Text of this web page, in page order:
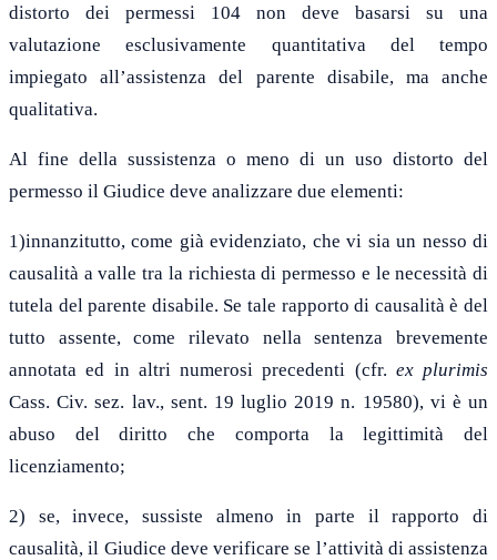
distorto dei permessi 104 non deve basarsi su una
valutazione esclusivamente quantitativa del tempo
impiegato all’assistenza del parente disabile, ma anche
qualitativa.
Al fine della sussistenza o meno di un uso distorto del
permesso il Giudice deve analizzare due elementi:
1)innanzitutto, come già evidenziato, che vi sia un nesso di
causalità a valle tra la richiesta di permesso e le necessità di
tutela del parente disabile. Se tale rapporto di causalità è del
tutto assente, come rilevato nella sentenza brevemente
annotata ed in altri numerosi precedenti (cfr. ex plurimis
Cass. Civ. sez. lav., sent. 19 luglio 2019 n. 19580), vi è un
abuso del diritto che comporta la legittimità del
licenziamento;
2) se, invece, sussiste almeno in parte il rapporto di
causalità, il Giudice deve verificare se l’attività di assistenza